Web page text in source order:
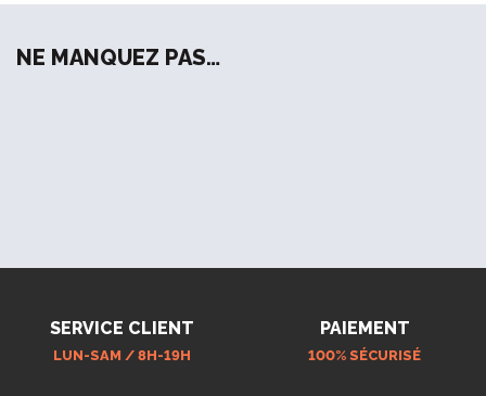
NE MANQUEZ PAS…
SERVICE CLIENT
LUN-SAM / 8H-19H
PAIEMENT
100% SÉCURISÉ